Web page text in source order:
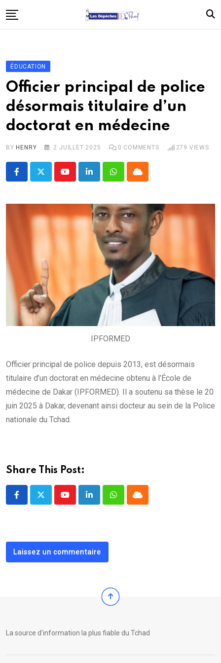
to
Économie
Santé
Éducation
Société
Afrique
International
À propos
Contact
ÉDUCATION
Officier principal de police
désormais titulaire d’un
doctorat en médecine
BY HENRY 2 JUILLET 2025 0 COMMENTS 279 VIEWS
YoutubeLinkedInWhatsappCloud
IPFORMED
Officier principal de police depuis 2013, est désormais
titulaire d’un doctorat en médecine obtenu à l’École de
médecine de Dakar (IPFORMED). Il a soutenu sa thèse le 20
juin 2025 à Dakar, devenant ainsi docteur au sein de la Police
nationale du Tchad.
Share This Post:
YoutubeLinkedInWhatsappCloud
Laissez un commentaire
La source d'information la plus fiable du Tchad